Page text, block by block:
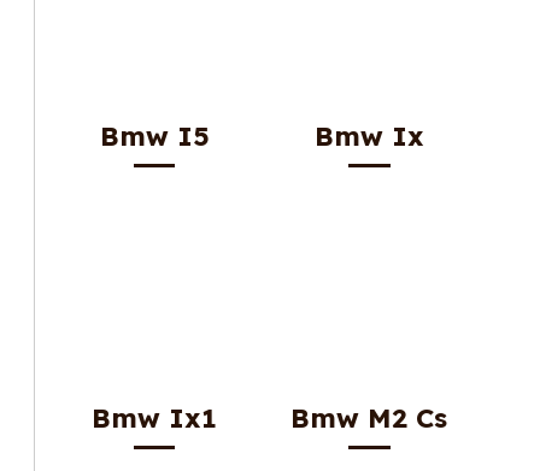
Bmw I5 Bmw Ix
Bmw Ix1 Bmw M2 Cs